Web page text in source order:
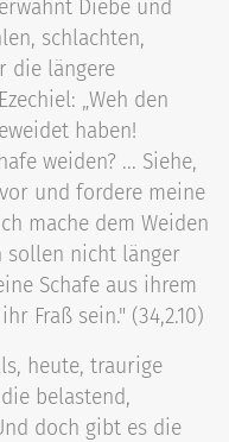
Diebe und
schlachten,
die längere
„Weh den
haben!
weiden? ... Siehe,
und fordere meine
mache dem Weiden
sollen nicht länger
Schafe aus ihrem
Fraß sein." (34,2.10)
heute, traurige
belastend,
doch gibt es die